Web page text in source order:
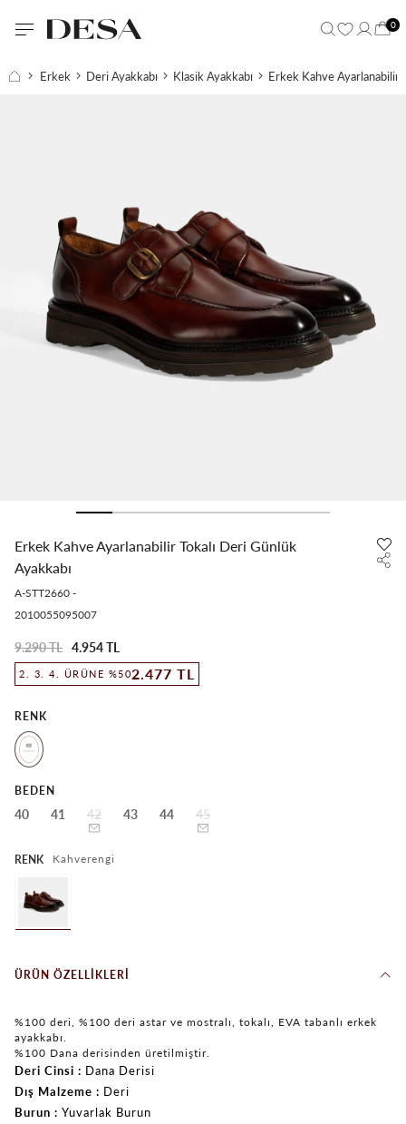
0
Erkek Deri Ayakkabı Klasik Ayakkabı Erkek Kahve Ayarlanabilir
Erkek Kahve Ayarlanabilir Tokalı Deri Günlük
Ayakkabı
A-STT2660 -
2010055095007
9.290 TL 4.954 TL
2. 3. 4. ÜRÜNE %502.477 TL
RENK
BEDEN
40 41 42 43 44 45
RENK Kahverengi
ÜRÜN ÖZELLIKLERI
%100 deri, %100 deri astar ve mostralı, tokalı, EVA tabanlı erkek
ayakkabı.
%100 Dana derisinden üretilmiştir.
Deri Cinsi
Dana Derisi
Dış Malzeme
Deri
Burun
Yuvarlak Burun